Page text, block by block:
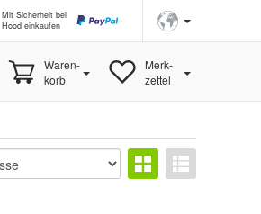
Mit Sicherheit bei
Hood einkaufen
Waren-
korb
Merk-
zettel